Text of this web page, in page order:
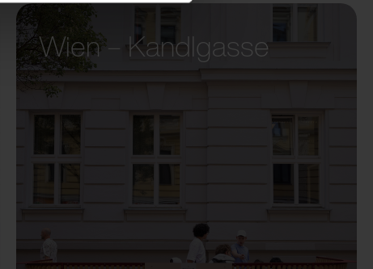
Wien – Kandlgasse